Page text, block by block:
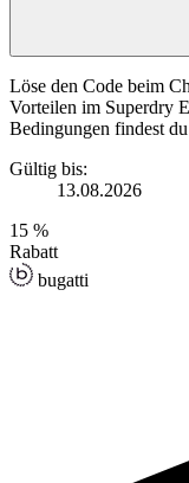
Löse den Code beim
Vorteilen im Superdry
Bedingungen findest
Gültig bis:
13.08.2026
15 %
Rabatt
bugatti